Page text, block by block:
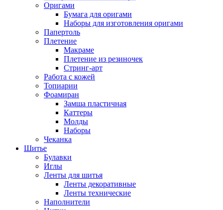
Оригами
Бумага для оригами
Наборы для изготовления оригами
Папертоль
Плетение
Макраме
Плетение из резиночек
Стринг-арт
Работа с кожей
Топиарии
Фоамиран
Замша пластичная
Каттеры
Молды
Наборы
Чеканка
Шитье
Булавки
Иглы
Ленты для шитья
Ленты декоративные
Ленты технические
Наполнители